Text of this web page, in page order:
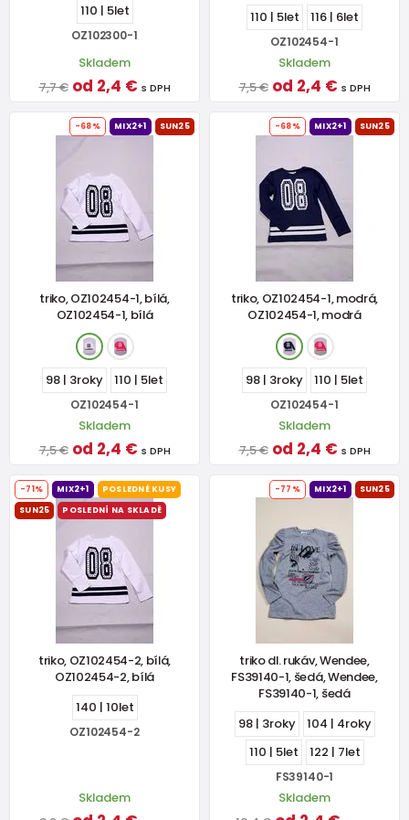
110 | 5let
OZ102300-1
Skladem
7,7 € od 2,4 € s DPH
110 | 5let 116 | 6let
OZ102454-1
Skladem
7,5 € od 2,4 € s DPH
-68% MIX2+1 SUN25
triko, OZ102454-1, bílá,
OZ102454-1, bílá
98 | 3roky 110 | 5let
OZ102454-1
Skladem
7,5 € od 2,4 € s DPH
-68% MIX2+1 SUN25
triko, OZ102454-1, modrá,
OZ102454-1, modrá
98 | 3roky 110 | 5let
OZ102454-1
Skladem
7,5 € od 2,4 € s DPH
-71% MIX2+1
POSLEDNÉ KUSY
SUN25
POSLEDNÍ NA SKLADĚ
triko, OZ102454-2, bílá,
OZ102454-2, bílá
140 | 10let
OZ102454-2
Skladem
-77% MIX2+1 SUN25
triko dl. rukáv, Wendee,
FS39140-1, šedá, Wendee,
FS39140-1, šedá
98 | 3roky
104 | 4roky
110 | 5let
122 | 7let
FS39140-1
Skladem